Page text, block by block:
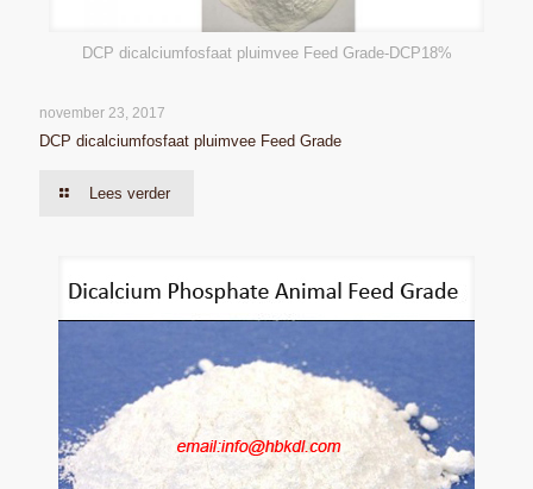
DCP dicalciumfosfaat pluimvee Feed Grade-DCP18%
november 23, 2017
DCP dicalciumfosfaat pluimvee Feed Grade
Lees verder